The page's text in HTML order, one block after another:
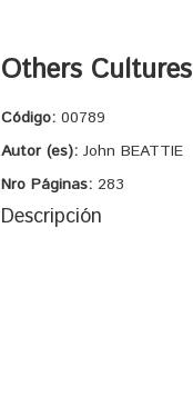
Others Cultures
Código: 00789
Autor (es): John BEATTIE
Nro Páginas: 283
Descripción